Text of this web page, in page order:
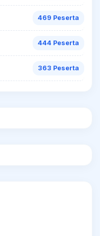
469 Peserta
444 Peserta
363 Peserta